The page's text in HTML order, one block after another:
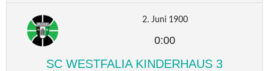
2. Juni 1900
0:00
SC WESTFALIA KINDERHAUS 3